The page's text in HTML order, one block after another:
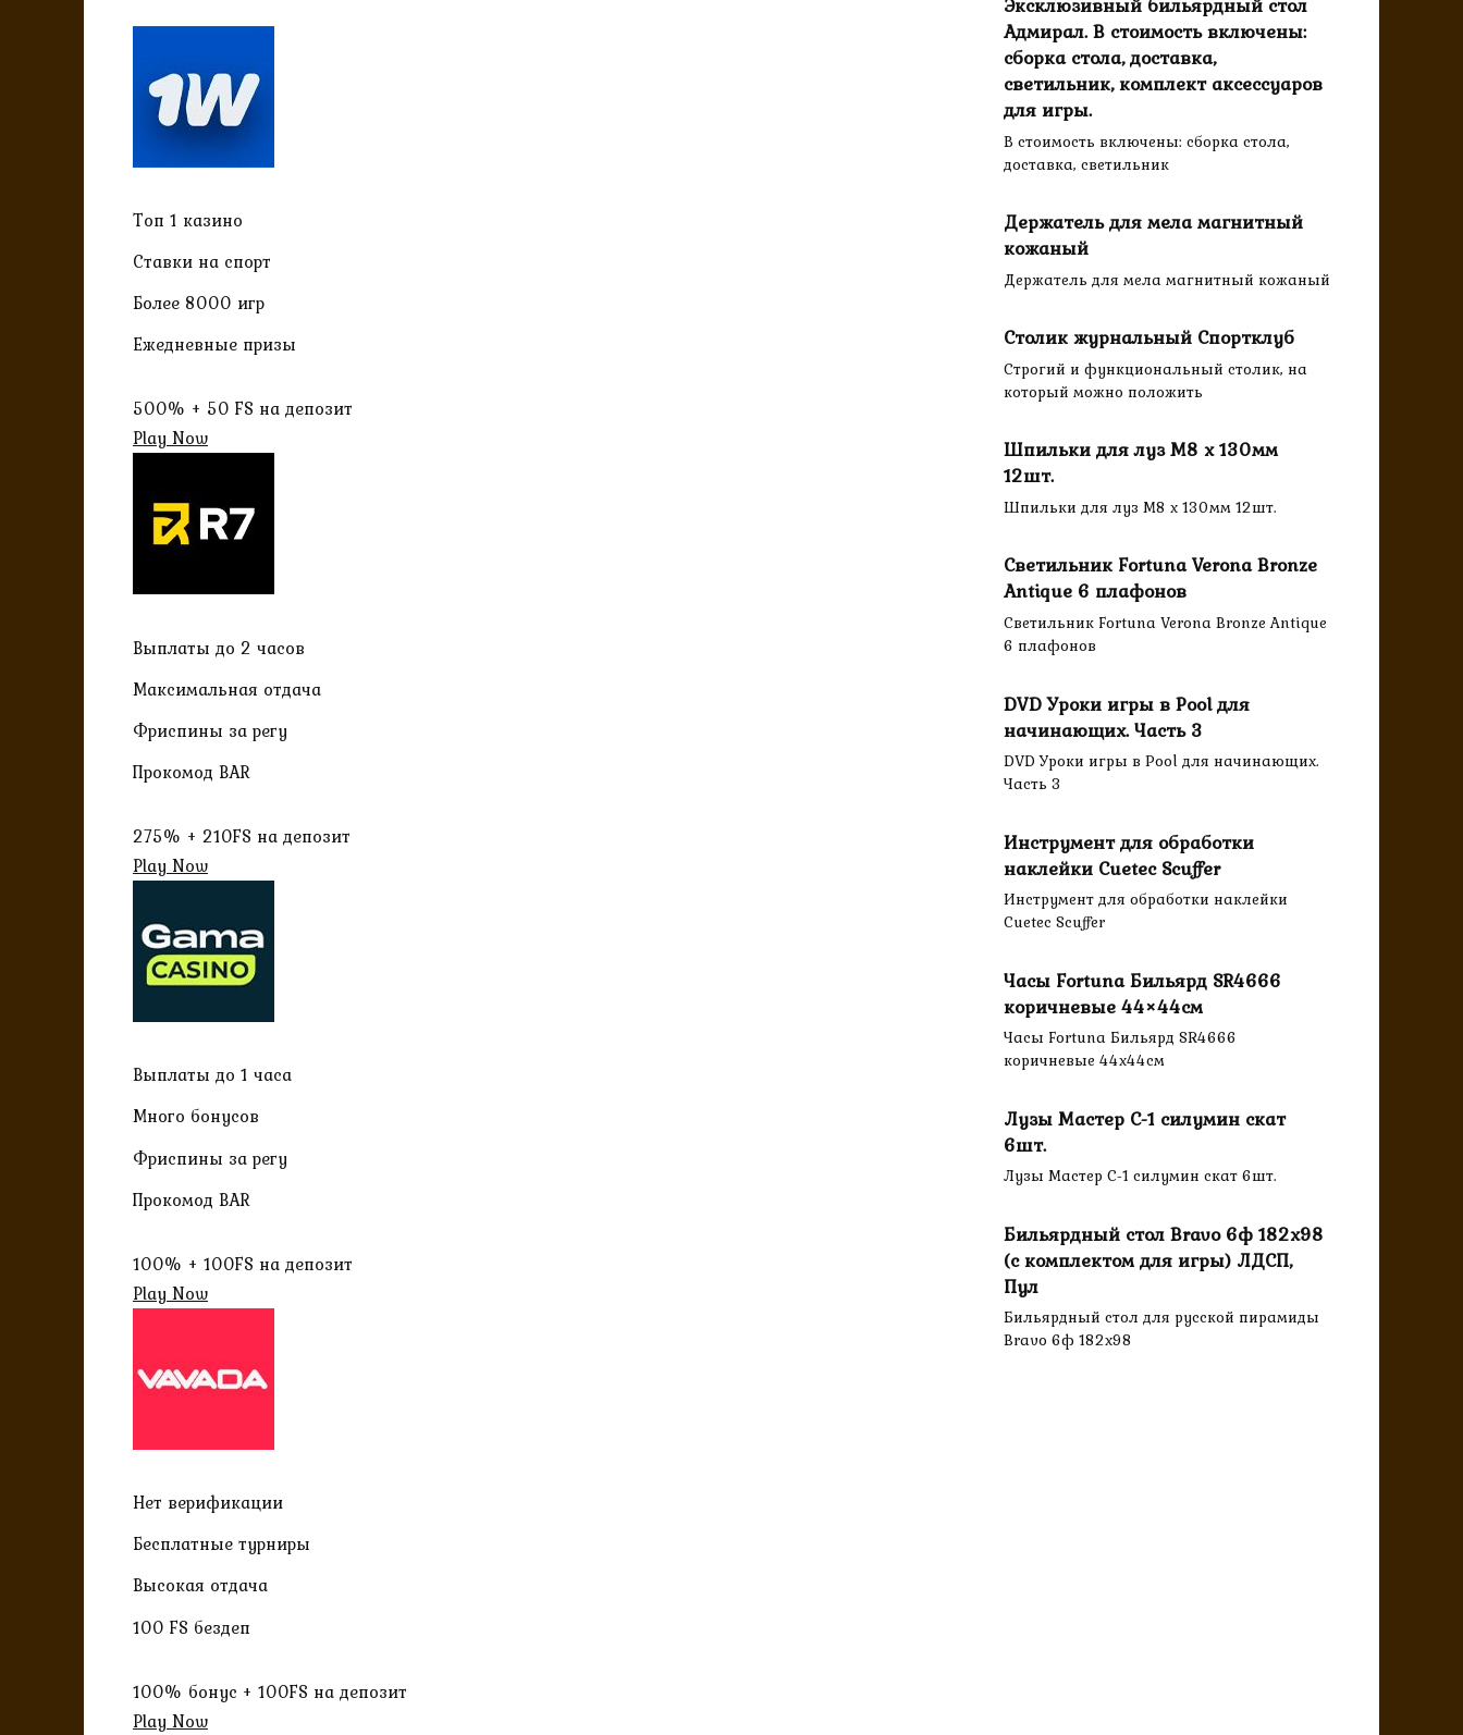
Топ 1 казино
Ставки на спорт
Более 8000 игр
Ежедневные призы
500% + 50 FS на депозит
Play Now
Выплаты до 2 часов
Максимальная отдача
Фриспины за регу
Прокомод BAR
275% + 210FS на депозит
Play Now
Выплаты до 1 часа
Много бонусов
Фриспины за регу
Прокомод BAR
100% + 100FS на депозит
Play Now
Нет верификации
Бесплатные турниры
Высокая отдача
100 FS бездеп
100% бонус + 100FS на депозит
Play Now
Адмирал. В стоимость включены:
сборка стола, доставка,
светильник, комплект аксессуаров
для игры.
В стоимость включены: сборка стола,
доставка, светильник
Держатель для мела магнитный
кожаный
Держатель для мела магнитный кожаный
Столик журнальный Спортклуб
Строгий и функциональный столик, на
который можно положить
Шпильки для луз M8 x 130мм
12шт.
Шпильки для луз M8 x 130мм 12шт.
Светильник Fortuna Verona Bronze
Antique 6 плафонов
Светильник Fortuna Verona Bronze Antique
6 плафонов
DVD Уроки игры в Pool для
начинающих. Часть 3
DVD Уроки игры в Pool для начинающих.
Часть 3
Инструмент для обработки
наклейки Cuetec Scuffer
Инструмент для обработки наклейки
Cuetec Scuffer
Часы Fortuna Бильярд SR4666
коричневые 44×44см
Часы Fortuna Бильярд SR4666
коричневые 44x44см
Лузы Мастер C-1 силумин скат
6шт.
Лузы Мастер C-1 силумин скат 6шт.
Бильярдный стол Bravo 6ф 182х98
(с комплектом для игры) ЛДСП,
Пул
Бильярдный стол для русской пирамиды
Bravo 6ф 182х98